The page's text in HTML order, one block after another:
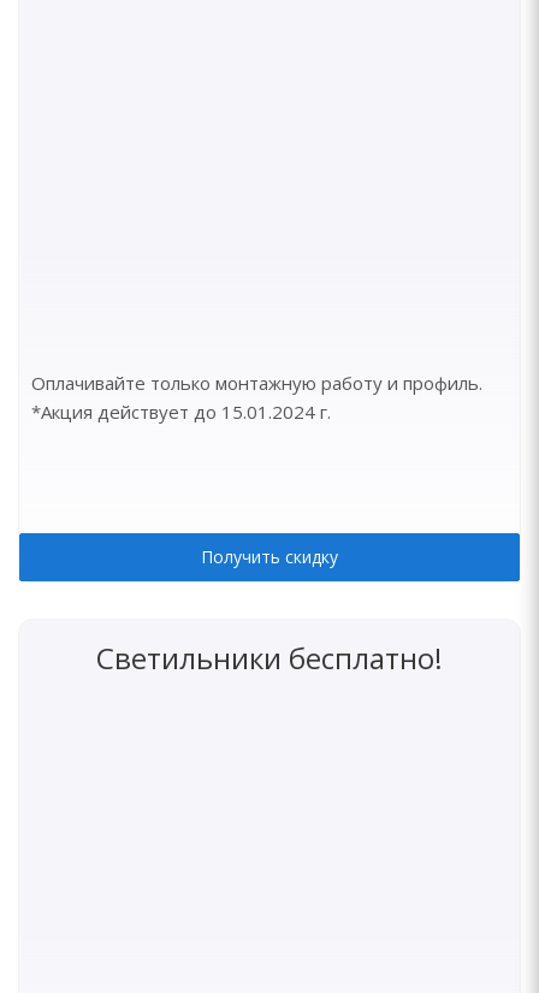
Оплачивайте только монтажную работу и профиль.
*Акция действует до 15.01.2024 г.
Получить скидку
Светильники бесплатно!